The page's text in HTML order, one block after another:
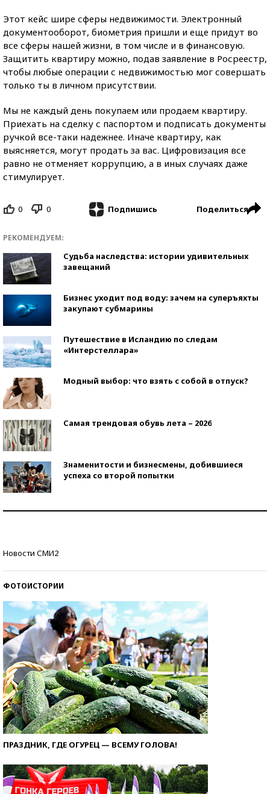
Этот кейс шире сферы недвижимости. Электронный
документооборот, биометрия пришли и еще придут во
все сферы нашей жизни, в том числе и в финансовую.
Защитить квартиру можно, подав заявление в Росреестр,
чтобы любые операции с недвижимостью мог совершать
только ты в личном присутствии.
Мы не каждый день покупаем или продаем квартиру.
Приехать на сделку с паспортом и подписать документы
ручкой все-таки надежнее. Иначе квартиру, как
выясняется, могут продать за вас. Цифровизация все
равно не отменяет коррупцию, а в иных случаях даже
стимулирует.
0 0 Подпишись Поделиться
РЕКОМЕНДУЕМ:
Судьба наследства: истории удивительных
завещаний
Бизнес уходит под воду: зачем на суперъяхты
закупают субмарины
Путешествие в Исландию по следам
«Интерстеллара»
Модный выбор: что взять с собой в отпуск?
Самая трендовая обувь лета – 2026
Знаменитости и бизнесмены, добившиеся
успеха со второй попытки
Новости СМИ2
ФОТОИСТОРИИ
ПРАЗДНИК, ГДЕ ОГУРЕЦ — ВСЕМУ ГОЛОВА!